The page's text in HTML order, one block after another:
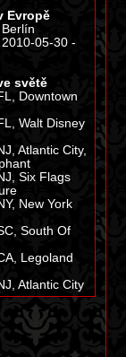
Evropě
05-30 -
světě
Downtown
Walt Disney
Atlantic City,
Six Flags
New York
South Of
Legoland
Atlantic City